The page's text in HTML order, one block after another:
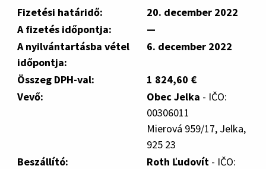
Fizetési határidő:
20. december 2022
A fizetés időpontja:
—
A nyilvántartásba vétel
időpontja:
6. december 2022
Összeg DPH-val:
1 824,60 €
Vevő:
Obec Jelka - IČO:
00306011
Mierová 959/17, Jelka,
925 23
Beszállító:
Roth Ľudovít - IČO: